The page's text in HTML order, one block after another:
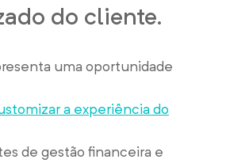
do cliente.
uma oportunidade
a experiência do
de gestão financeira e